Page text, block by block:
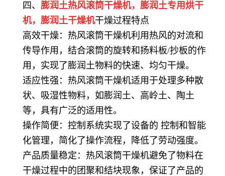
四、 膨润土热风滚筒干燥机，膨润土专用烘干
机， 膨润土干燥机干燥过程特点
高效干燥：热风滚筒干燥机利用热风的对流和
传导作用，结合滚筒的旋转和扬料板/抄板的作
用，实现了膨润土物料的快速、均匀干燥。
适应性强：热风滚筒干燥机适用于处理多种散
状、吸湿性物料，如膨润土、高岭土、陶土
等，具有广泛的适用性。
操作简便：控制系统实现了设备的 控制和智能
化管理，简化了操作流程，降低了劳动强度。
产品质量稳定：热风滚筒干燥机避免了物料在
干燥过程中的团聚和结块现象，保证了产品的